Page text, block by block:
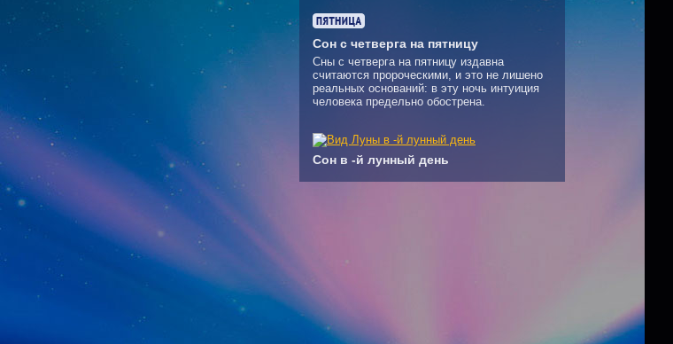
Сон с четверга на пятницу
Сны с четверга на пятницу издавна
считаются пророческими, и это не лишено
реальных оснований: в эту ночь интуиция
человека предельно обострена.
Сон в -й лунный день